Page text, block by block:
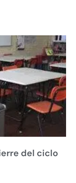
del ciclo